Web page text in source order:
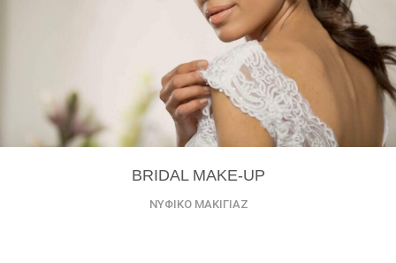
BRIDAL MAKE-UP
ΝΥΦΙΚΟ ΜΑΚΙΓΙΑΖ